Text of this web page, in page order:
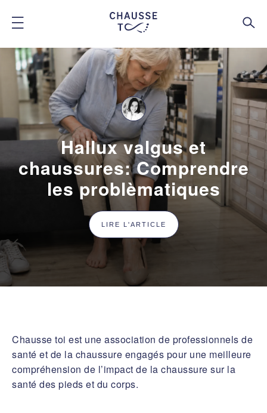
Hallux valgus et
chaussures: Comprendre
les problèmatiques
LIRE L'ARTICLE
Chausse toi est une association de professionnels de
santé et de la chaussure engagés pour une meilleure
compréhension de l’impact de la chaussure sur la
santé des pieds et du corps.